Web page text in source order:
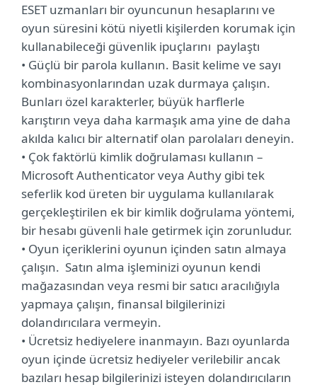
ESET uzmanları bir oyuncunun hesaplarını ve
oyun süresini kötü niyetli kişilerden korumak için
kullanabileceği güvenlik ipuçlarını paylaştı
• Güçlü bir parola kullanın. Basit kelime ve sayı
kombinasyonlarından uzak durmaya çalışın.
Bunları özel karakterler, büyük harflerle
karıştırın veya daha karmaşık ama yine de daha
akılda kalıcı bir alternatif olan parolaları deneyin.
• Çok faktörlü kimlik doğrulaması kullanın –
Microsoft Authenticator veya Authy gibi tek
seferlik kod üreten bir uygulama kullanılarak
gerçekleştirilen ek bir kimlik doğrulama yöntemi,
bir hesabı güvenli hale getirmek için zorunludur.
• Oyun içeriklerini oyunun içinden satın almaya
çalışın. Satın alma işleminizi oyunun kendi
mağazasından veya resmi bir satıcı aracılığıyla
yapmaya çalışın, finansal bilgilerinizi
dolandırıcılara vermeyin.
• Ücretsiz hediyelere inanmayın. Bazı oyunlarda
oyun içinde ücretsiz hediyeler verilebilir ancak
bazıları hesap bilgilerinizi isteyen dolandırıcıların